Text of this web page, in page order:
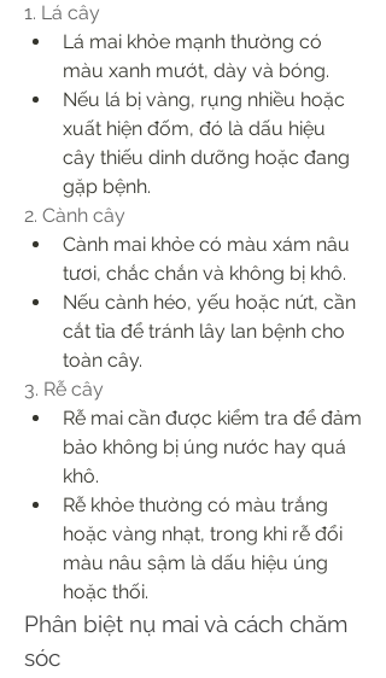
1. Lá cây
Lá mai khỏe mạnh thường có
màu xanh mướt, dày và bóng.
Nếu lá bị vàng, rụng nhiều hoặc
xuất hiện đốm, đó là dấu hiệu
cây thiếu dinh dưỡng hoặc đang
gặp bệnh.
2. Cành cây
Cành mai khỏe có màu xám nâu
tươi, chắc chắn và không bị khô.
Nếu cành héo, yếu hoặc nứt, cần
cắt tỉa để tránh lây lan bệnh cho
toàn cây.
3. Rễ cây
Rễ mai cần được kiểm tra để đảm
bảo không bị úng nước hay quá
khô.
Rễ khỏe thường có màu trắng
hoặc vàng nhạt, trong khi rễ đổi
màu nâu sậm là dấu hiệu úng
hoặc thối.
Phân biệt nụ mai và cách chăm
sóc